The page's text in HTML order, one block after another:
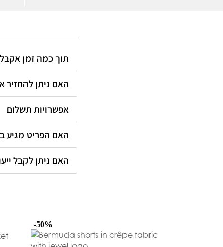
תוך כמה זמן
האם ניתן להחזיר
אפשרויות תשלום
האם הפריט מגיע
האם ניתן לקבל
-50%